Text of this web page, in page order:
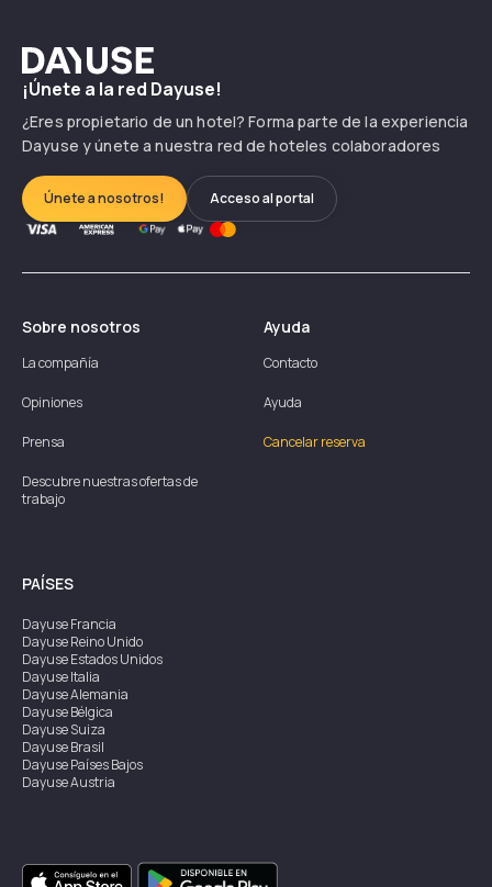
Dayuse
¡Únete a la red Dayuse!
¿Eres propietario de un hotel? Forma parte de la experiencia
Dayuse y únete a nuestra red de hoteles colaboradores
Únete a nosotros! Acceso al portal
Sobre nosotros
La compañía
Opiniones
Prensa
Descubre nuestras ofertas de
trabajo
Ayuda
Contacto
Ayuda
Cancelar reserva
PAÍSES
DayuseFrancia
DayuseReino Unido
DayuseEstados Unidos
DayuseItalia
DayuseAlemania
DayuseBélgica
DayuseSuiza
DayuseBrasil
DayusePaíses Bajos
DayuseAustria
DayuseSingapur